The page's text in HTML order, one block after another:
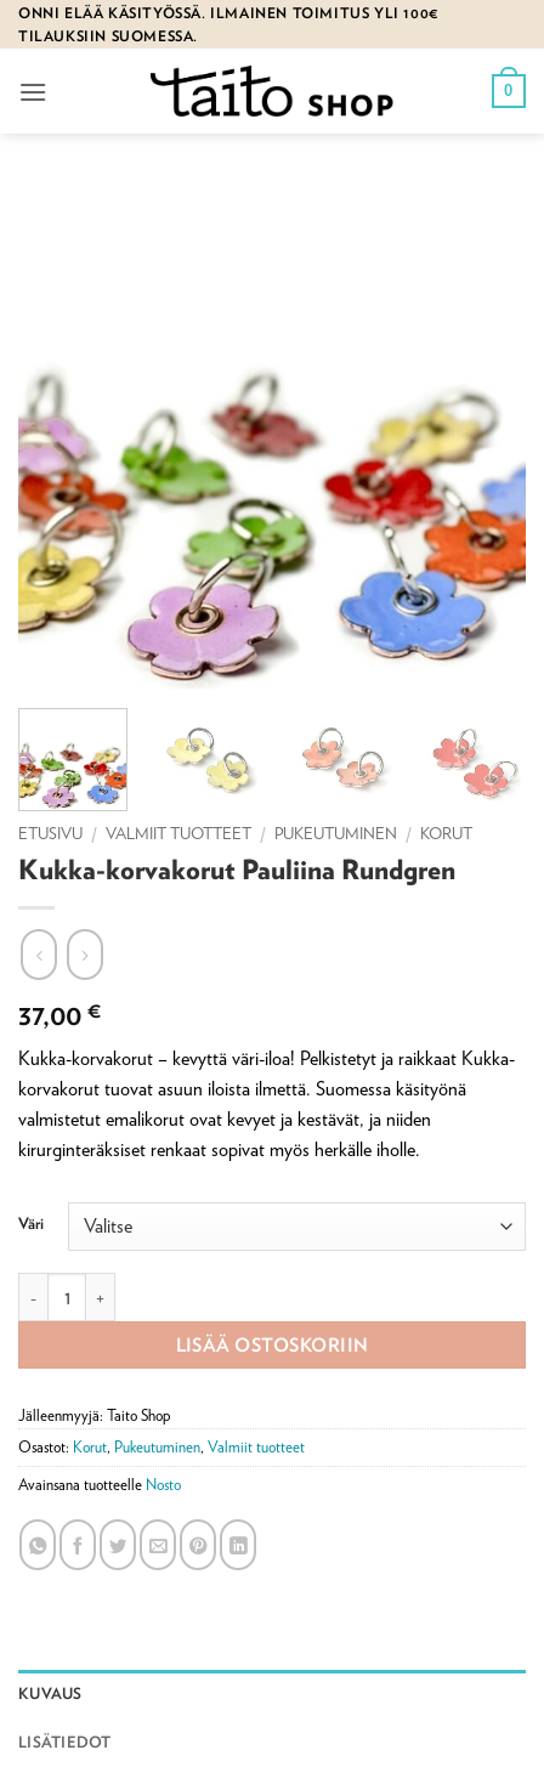
Skip
to
ONNI ELÄÄ KÄSITYÖSSÄ. ILMAINEN TOIMITUS YLI 100€
TILAUKSIIN SUOMESSA.
0
ETUSIVU / VALMIIT TUOTTEET / PUKEUTUMINEN / KORUT
Kukka-korvakorut Pauliina Rundgren
37,00 €
Kukka-korvakorut – kevyttä väri-iloa! Pelkistetyt ja raikkaat Kukka-
korvakorut tuovat asuun iloista ilmettä. Suomessa käsityönä
valmistetut emalikorut ovat kevyet ja kestävät, ja niiden
kirurginteräksiset renkaat sopivat myös herkälle iholle.
Väri
LISÄÄ OSTOSKORIIN
Jälleenmyyjä: Taito Shop
Osastot: Korut, Pukeutuminen, Valmiit tuotteet
Avainsana tuotteelle Nosto
KUVAUS
LISÄTIEDOT